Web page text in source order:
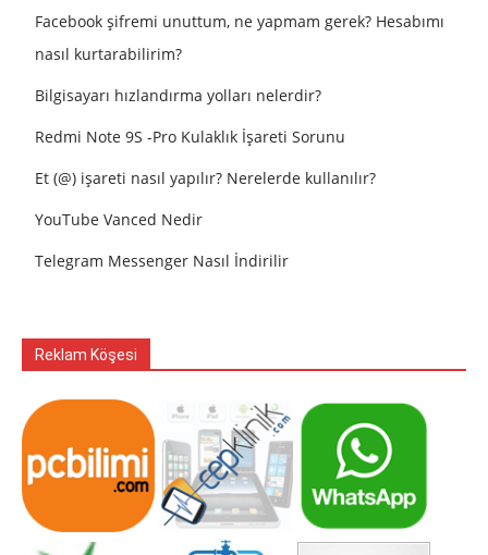
Facebook şifremi unuttum, ne yapmam gerek? Hesabımı
nasıl kurtarabilirim?
Bilgisayarı hızlandırma yolları nelerdir?
Redmi Note 9S -Pro Kulaklık İşareti Sorunu
Et (@) işareti nasıl yapılır? Nerelerde kullanılır?
YouTube Vanced Nedir
Telegram Messenger Nasıl İndirilir
Reklam Köşesi